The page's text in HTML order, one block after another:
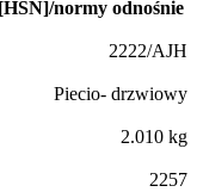
normy odnośnie
2222/AJH
Piecio- drzwiowy
2.010 kg
2257